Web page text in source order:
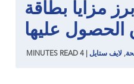
مزايا بطاقة
عليها
, لايف ستايل 4
MINUTES READ